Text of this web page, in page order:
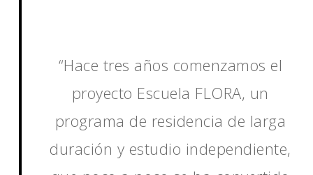
“Hace tres años comenzamos el
proyecto Escuela FLORA, un
programa de residencia de larga
duración y estudio independiente,